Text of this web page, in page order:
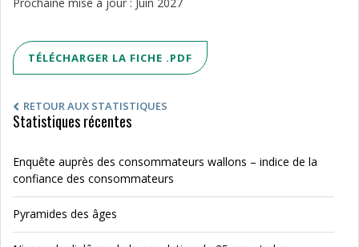
TÉLÉCHARGER LA FICHE .PDF
RETOUR AUX STATISTIQUES
Statistiques récentes
Enquête auprès des consommateurs wallons – indice de la
confiance des consommateurs
Pyramides des âges